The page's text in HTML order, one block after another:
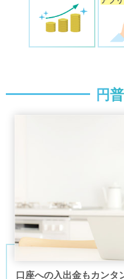
円
口座への入出金もカンタ